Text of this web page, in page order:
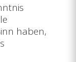
haben,